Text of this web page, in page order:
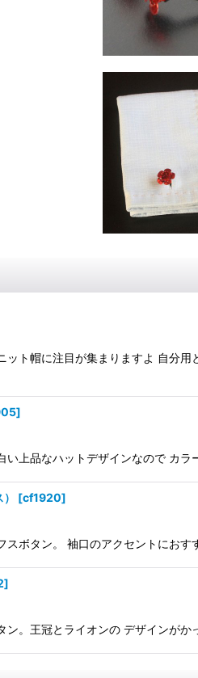
ト帽に注目が集まりますよ 自分
]
上品なハットデザインなので カ
[cf1920]
スボタン。 袖口のアクセントにお
]
ン。王冠とライオンの デザインが